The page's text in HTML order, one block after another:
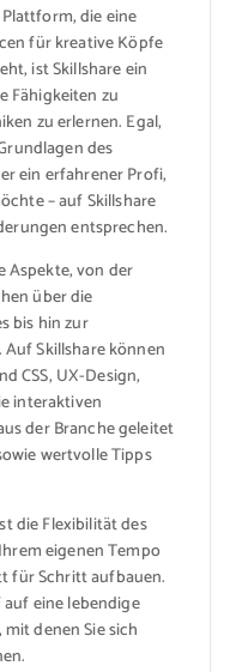
die eine
für kreative Köpfe
ist Skillshare ein
Fähigkeiten zu
zu erlernen. Egal,
des
ein erfahrener Profi,
– auf Skillshare
entsprechen.
Aspekte, von der
über die
bis hin zur
Skillshare können
CSS, UX-Design,
interaktiven
der Branche geleitet
wertvolle Tipps
die Flexibilität des
eigenen Tempo
für Schritt aufbauen.
eine lebendige
denen Sie sich